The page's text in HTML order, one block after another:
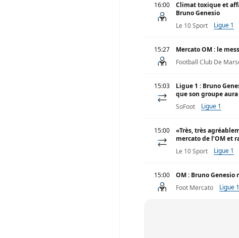
16:00
Climat toxique et
Bruno Genesio
Le 10 Sport
Ligue 1
15:27
Mercato OM : le
Football Club De
15:03
Ligue 1 : Bruno
que son groupe
SoFoot
Ligue 1
15:00
«Très, très
mercato de l’OM et
Le 10 Sport
Ligue 1
15:00
OM : Bruno
Foot Mercato
Ligue 1